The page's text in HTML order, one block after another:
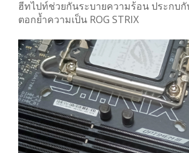
ฮีทไปท์ช่วยกันระบายความร้อน ประกบกั
ตอกย้ำความเป็น ROG STRIX